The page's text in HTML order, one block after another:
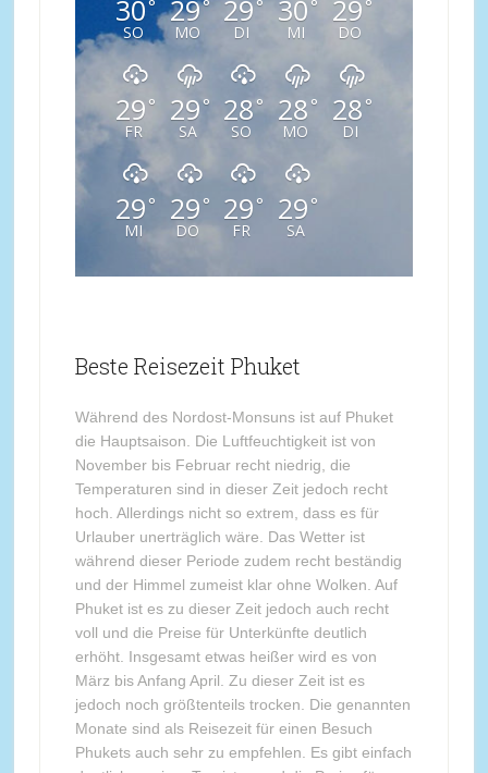
30°
SO
29°
MO
29 °
DI
30 °
MI
29 °
DO
29 °
FR
29°
SA
28°
SO
28 °
MO
28 °
DI
29°
MI
29 °
DO
29 °
FR
29 °
SA
Beste Reisezeit Phuket
Während des Nordost-Monsuns ist auf Phuket
die Hauptsaison. Die Luftfeuchtigkeit ist von
November bis Februar recht niedrig, die
Temperaturen sind in dieser Zeit jedoch recht
hoch. Allerdings nicht so extrem, dass es für
Urlauber unerträglich wäre. Das Wetter ist
während dieser Periode zudem recht beständig
und der Himmel zumeist klar ohne Wolken. Auf
Phuket ist es zu dieser Zeit jedoch auch recht
voll und die Preise für Unterkünfte deutlich
erhöht. Insgesamt etwas heißer wird es von
März bis Anfang April. Zu dieser Zeit ist es
jedoch noch größtenteils trocken. Die genannten
Monate sind als Reisezeit für einen Besuch
Phukets auch sehr zu empfehlen. Es gibt einfach